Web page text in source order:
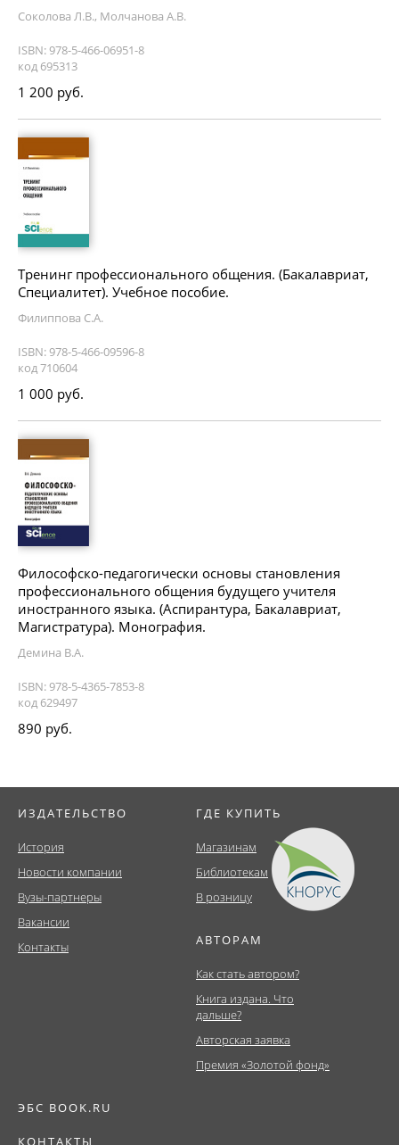
Соколова Л.В., Молчанова А.В.
ISBN: 978-5-466-06951-8
код 695313
1 200 руб.
Тренинг профессионального общения. (Бакалавриат,
Специалитет). Учебное пособие.
Филиппова С.А.
ISBN: 978-5-466-09596-8
код 710604
1 000 руб.
Философско-педагогически основы становления
профессионального общения будущего учителя
иностранного языка. (Аспирантура, Бакалавриат,
Магистратура). Монография.
Демина В.А.
ISBN: 978-5-4365-7853-8
код 629497
890 руб.
ИЗДАТЕЛЬСТВО
История
Новости компании
Вузы-партнеры
Вакансии
Контакты
ГДЕ КУПИТЬ
Магазинам
Библиотекам
В розницу
АВТОРАМ
Как стать автором?
Книга издана. Что
дальше?
Авторская заявка
Премия «Золотой фонд»
ЭБС BOOK.RU
КОНТАКТЫ